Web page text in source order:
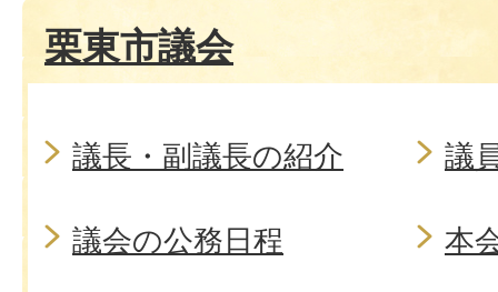
栗東市議会
議長・副議長の紹介 議
議会の公務日程 本